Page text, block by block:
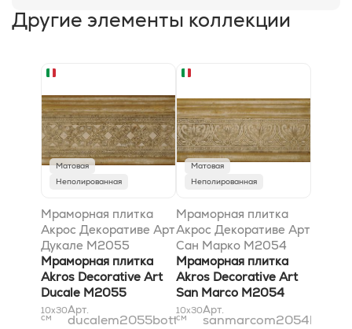
Другие элементы коллекции
Матовая
Неполированная
Мраморная плитка
Акрос Декоративе Арт
Дукале M2055
Боттичино 9,8x30,5
Мраморная плитка
Akros Decorative Art
Ducale M2055
Botticino 9,8x30,5
10x30
см
Арт.
ducalem2055botticino10x31
Матовая
Неполированная
Мраморная плитка
Акрос Декоративе Арт
Сан Марко M2054
Боттичино 7,5x30,5
Мраморная плитка
Akros Decorative Art
San Marco M2054
Botticino 7,5x30,5
10x30
см
Арт.